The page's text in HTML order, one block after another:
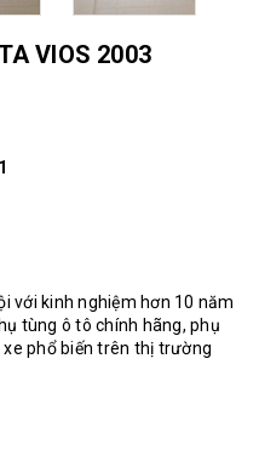
VIOS 2003
với kinh nghiệm hơn 10 năm
tùng ô tô chính hãng, phụ
phổ biến trên thị trường